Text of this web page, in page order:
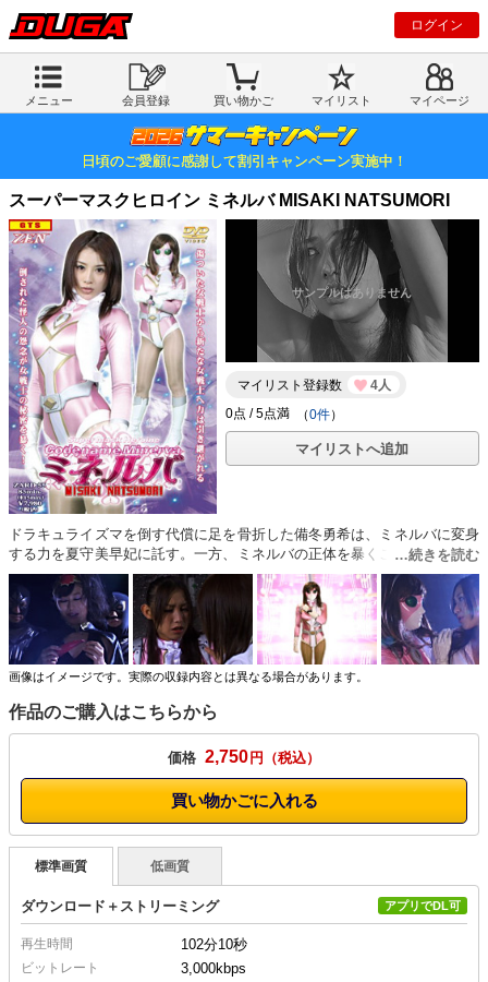
ログイン
メニュー 会員登録 買い物かご マイリスト マイページ
日頃のご愛顧に感謝して割引キャンペーン実施中！
スーパーマスクヒロイン ミネルバ MISAKI NATSUMORI
マイリスト登録数
4人
（0件）
マイリストへ追加
ドラキュライズマを倒す代償に足を骨折した備冬勇希は、ミネルバに変身
する力を夏守美早妃に託す。一方、ミネルバの正体を暴くことに執念を燃
やすエゴイズマの女幹部パトラは、本来の姿であるクチサケイズマに変身
して、ドラキュライズマの霊を呼び出してミネルバの正体が勇希だったと
知る。自分の正体が知られたことも知らず無防備に松葉杖で行動する勇希
は、パトラに捕らわれて壮絶な○問にかけられる。勇希の口を割らせるた
めに連れて来られた美早妃は、責められボロボロになった勇希を見て逆上
し、パトラたちの前で変身してしまう。懸命に戦う美早妃だが、戦い慣れ
れ、助けに入った勇希もまた窮地におちいる。美早妃が敗北を覚悟したと
き、奇跡が二人に力を与える。
画像はイメージです。実際の収録内容とは異なる場合があります。
作品のご購入はこちらから
価格 2,750 円
買い物かごに入れる
標準画質 低画質
ダウンロード＋ストリーミング アプリでDL可
再生時間 102分10秒
ビットレート 3,000kbps